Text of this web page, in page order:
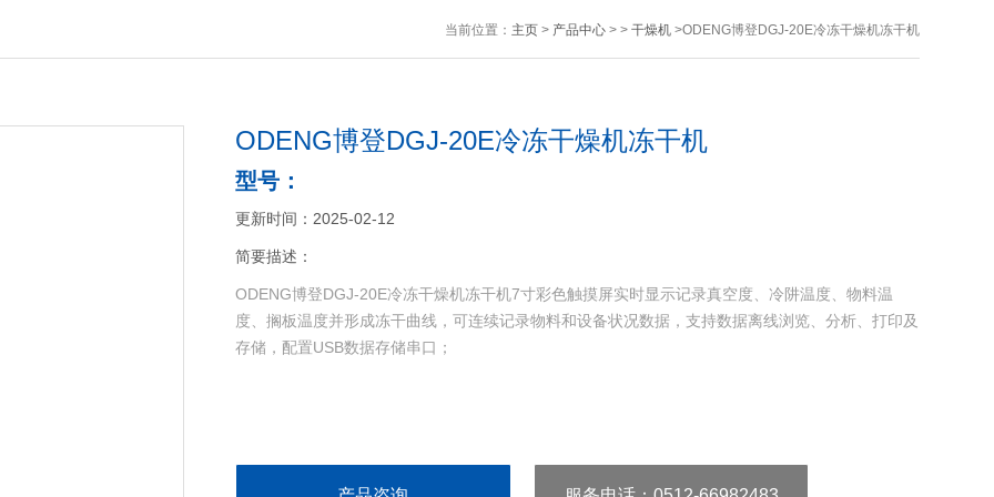
当前位置： 主页> 产品中心> > 干燥机>ODENG博登DGJ-20E冷冻干燥机冻干机
ODENG博登DGJ-20E冷冻干燥机冻干机
型号：
更新时间：2025-02-12
简要描述：
ODENG博登DGJ-20E冷冻干燥机冻干机7寸彩色触摸屏实时显示记录真空度、冷阱温度、物料温
度、搁板温度并形成冻干曲线，可连续记录物料和设备状况数据，支持数据离线浏览、分析、打印及
存储，配置USB数据存储串口；